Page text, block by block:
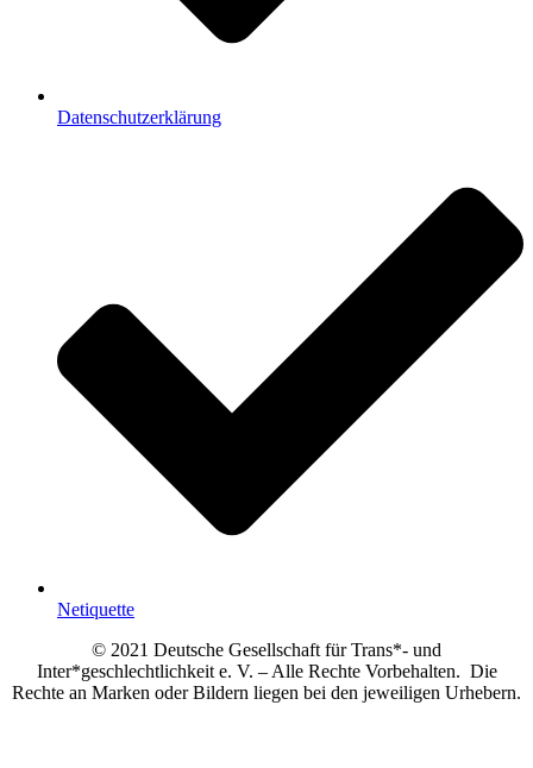
Datenschutzerklärung
Netiquette
© 2021 Deutsche Gesellschaft für Trans*- und
Inter*geschlechtlichkeit e. V. – Alle Rechte Vorbehalten. Die
Rechte an Marken oder Bildern liegen bei den jeweiligen Urhebern.